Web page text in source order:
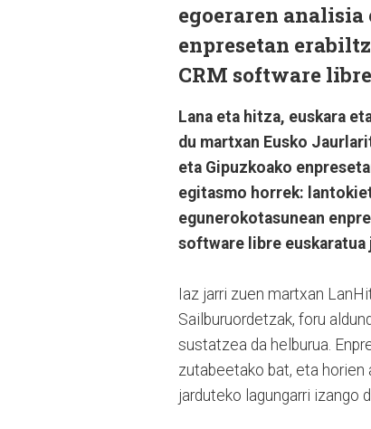
egoeraren
enpresetan
CRM software
Lana eta hitza, euskara
du martxan Eusko
eta Gipuzkoako
egitasmo horrek:
egunerokotasunean
software libre
Iaz jarri zuen martxan
Sailburuordetzak, foru
sustatzea da helburua.
zutabeetako bat, eta
jarduteko lagungarri izango